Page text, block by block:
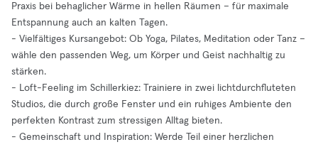
Praxis bei behaglicher Wärme in hellen Räumen – für maximale
Entspannung auch an kalten Tagen.
- Vielfältiges Kursangebot: Ob Yoga, Pilates, Meditation oder Tanz –
wähle den passenden Weg, um Körper und Geist nachhaltig zu
stärken.
- Loft-Feeling im Schillerkiez: Trainiere in zwei lichtdurchfluteten
Studios, die durch große Fenster und ein ruhiges Ambiente den
perfekten Kontrast zum stressigen Alltag bieten.
- Gemeinschaft und Inspiration: Werde Teil einer herzlichen